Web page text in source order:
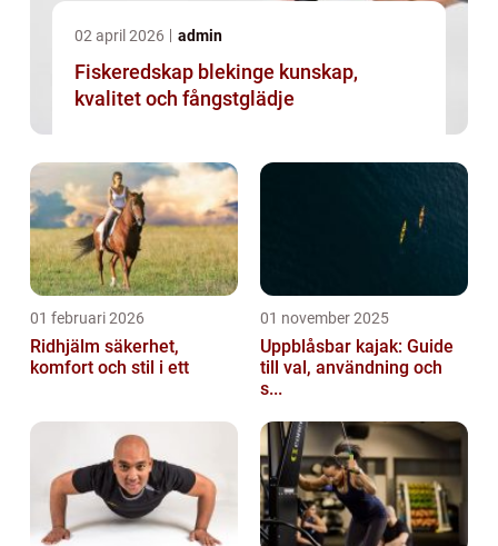
02 april 2026 admin
Fiskeredskap blekinge kunskap,
kvalitet och fångstglädje
01 februari 2026
Ridhjälm säkerhet,
komfort och stil i ett
01 november 2025
Uppblåsbar kajak: Guide
till val, användning och
s...